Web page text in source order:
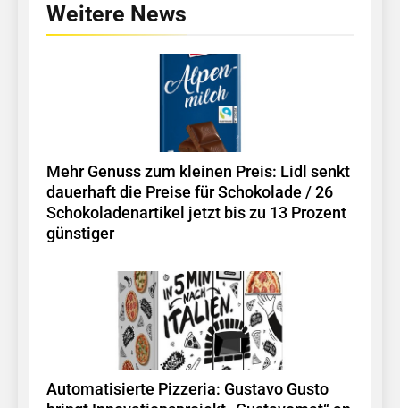
Weitere News
Mehr Genuss zum kleinen Preis: Lidl senkt
dauerhaft die Preise für Schokolade / 26
Schokoladenartikel jetzt bis zu 13 Prozent
günstiger
Automatisierte Pizzeria: Gustavo Gusto